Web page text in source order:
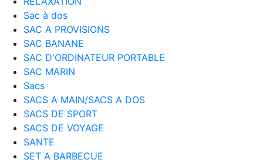
Sac à dos
SAC A PROVISIONS
SAC BANANE
SAC D'ORDINATEUR PORTABLE
SAC MARIN
Sacs
SACS A MAIN/SACS A DOS
SACS DE SPORT
SACS DE VOYAGE
SANTE
SET A BARBECUE